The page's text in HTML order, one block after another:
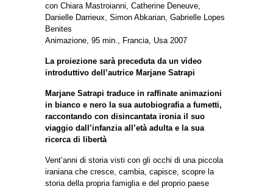
con Chiara Mastroianni, Catherine Deneuve,
Danielle Darrieux, Simon Abkarian, Gabrielle Lopes
Benites
Animazione, 95 min., Francia, Usa 2007
La proiezione sarà preceduta da un video
introduttivo dell’autrice Marjane Satrapi
Marjane Satrapi traduce in raffinate animazioni
in bianco e nero la sua autobiografia a fumetti,
raccontando con disincantata ironia il suo
viaggio dall’infanzia all’età adulta e la sua
ricerca di libertà
Vent’anni di storia visti con gli occhi di una piccola
iraniana che cresce, cambia, capisce, scopre la
storia della propria famiglia e del proprio paese